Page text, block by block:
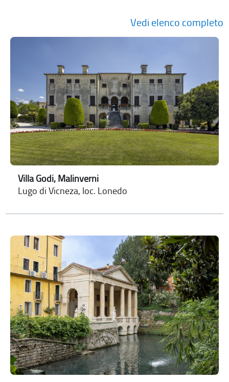
Vedi elenco completo
Villa Godi, Malinverni
Lugo di Vicneza, loc. Lonedo